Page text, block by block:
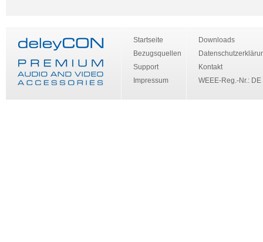
Startseite
Bezugsquellen
Support
Impressum
Downloads
Kontakt
WEEE-Reg.-Nr.: